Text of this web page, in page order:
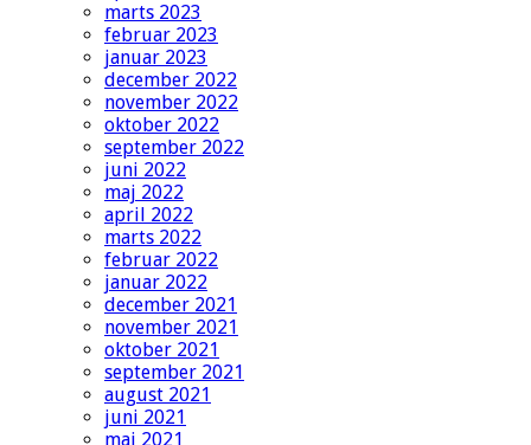
marts 2023
februar 2023
januar 2023
december 2022
november 2022
oktober 2022
september 2022
juni 2022
maj 2022
april 2022
marts 2022
februar 2022
januar 2022
december 2021
november 2021
oktober 2021
september 2021
august 2021
juni 2021
maj 2021